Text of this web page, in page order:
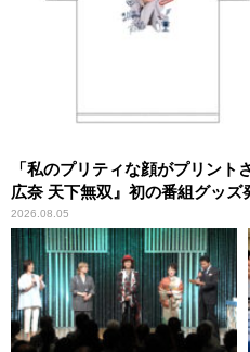
「私のプリティな顔がプリン
広奈 天下無双』初の番組グッズ
2026.08.05